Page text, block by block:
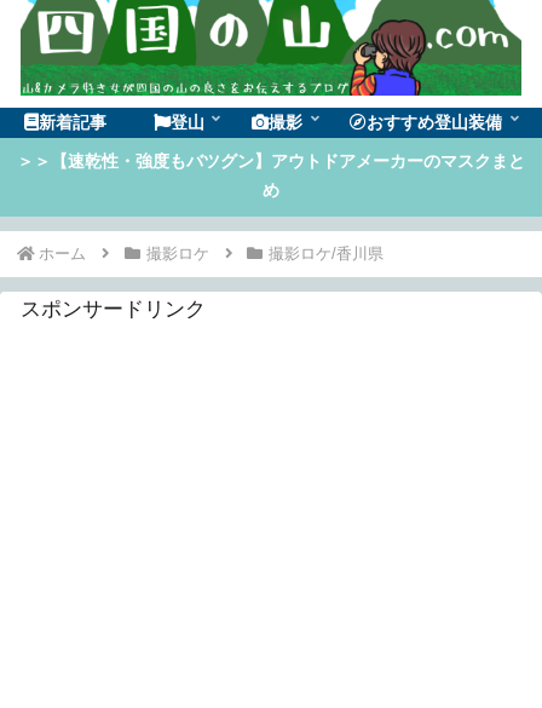
新着記事 登山 撮影 おすすめ登山装備
＞＞【速乾性・強度もバツグン】アウトドアメーカーのマスクまと
め
ホーム 撮影ロケ 撮影ロケ/香川県
スポンサードリンク